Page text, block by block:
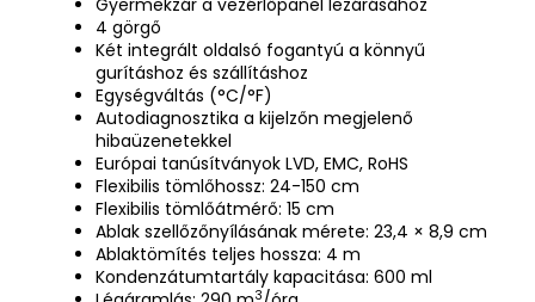
Gyermekzár a vezérlőpanel lezárásához
4 görgő
Két integrált oldalsó fogantyú a könnyű
gurításhoz és szállításhoz
Egységváltás (°C/°F)
Autodiagnosztika a kijelzőn megjelenő
hibaüzenetekkel
Európai tanúsítványok LVD, EMC, RoHS
Flexibilis tömlőhossz: 24-150 cm
Flexibilis tömlőátmérő: 15 cm
Ablak szellőzőnyílásának mérete: 23,4 × 8,9 cm
Ablaktömítés teljes hossza: 4 m
Kondenzátumtartály kapacitása: 600 ml
3